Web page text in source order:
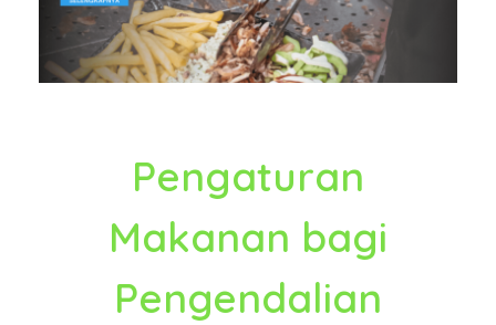
Pengaturan
Makanan bagi
Pengendalian